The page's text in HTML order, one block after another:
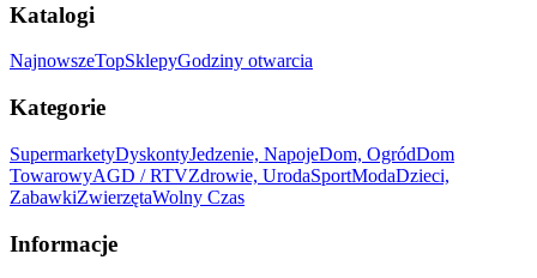
Katalogi
NajnowszeTopSklepyGodziny otwarcia
Kategorie
SupermarketyDyskontyJedzenie, NapojeDom, OgródDom
TowarowyAGD / RTVZdrowie, UrodaSportModaDzieci,
ZabawkiZwierzętaWolny Czas
Informacje